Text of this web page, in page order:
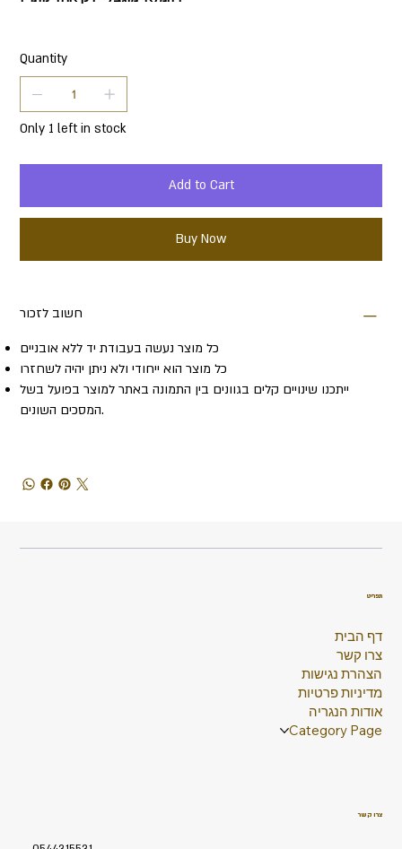
Quantity
Only 1 left in stock
Add to Cart
Buy Now
חשוב לזכור
כל מוצר נעשה בעבודת יד ללא אובניים
כל מוצר הוא ייחודי ולא ניתן יהיה לשחזרו
ייתכנו שינויים קלים בגוונים בין התמונה באתר למוצר בפועל בשל
המסכים השונים.
צרו קשר
תפריט
דף הבית
צרו קשר
הצהרת נגישות
מדיניות פרטיות
אודות הנגריה
Category Page